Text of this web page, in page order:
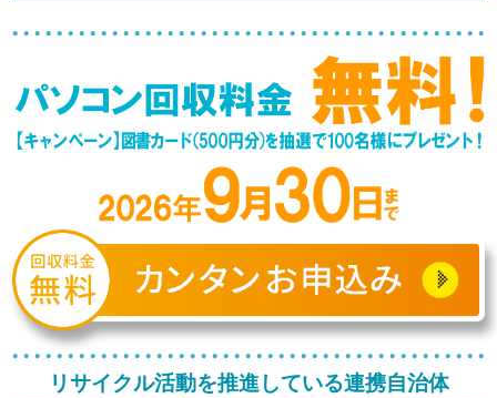
リサイクル活動を推進している連携自治体